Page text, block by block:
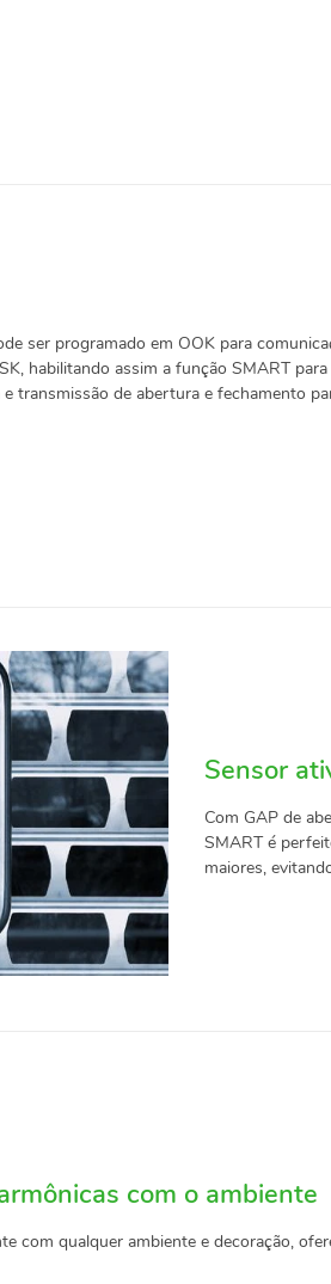
ser programado em OOK para
habilitando assim a função SMART para
transmissão de abertura e fechamento
Sensor
Com GAP de
SMART é
maiores,
com o ambiente
com qualquer ambiente e decoração,